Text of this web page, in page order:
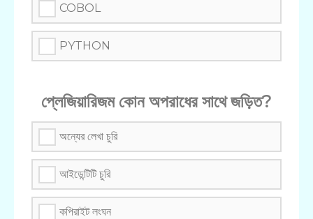
COBOL
PYTHON
প্লেজিয়ারিজম কোন অপরাধের সাথে জড়িত?
অন্যের লেখা চুরি
আইডেন্টিটি চুরি
কপিরাইট লংঘন